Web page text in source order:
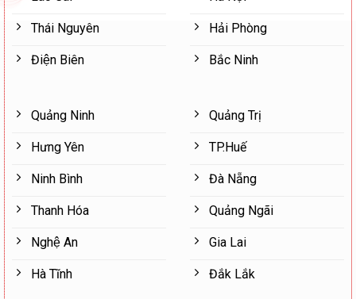
Thái Nguyên
Điện Biên
Hải Phòng
Bắc Ninh
Quảng Ninh
Hưng Yên
Ninh Bình
Thanh Hóa
Nghệ An
Hà Tĩnh
Quảng Trị
TP.Huế
Đà Nẵng
Quảng Ngãi
Gia Lai
Đắk Lắk